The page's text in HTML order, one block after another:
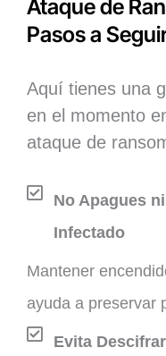
Ataque de
Pasos a
Aquí tienes una
en el momento
ataque de
No Apagues
Infectado
Mantener
ayuda a preservar
Evita